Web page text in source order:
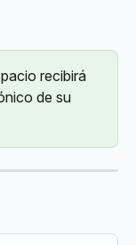
recibirá
de su